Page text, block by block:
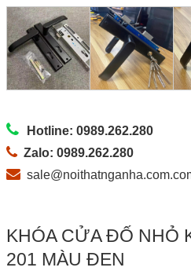
Hotline: 0989.262.280
Zalo: 0989.262.280
KHÓA CỬA ĐỐ NHỎ
201 MÀU ĐEN